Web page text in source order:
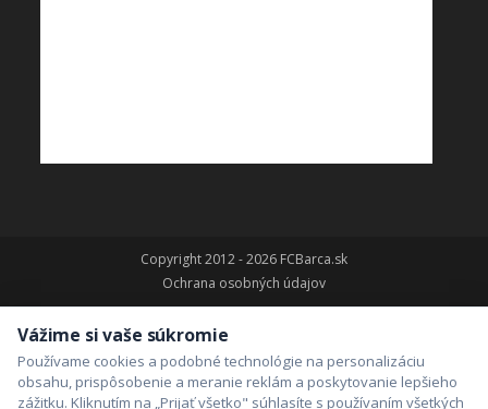
Copyright 2012 - 2026 FCBarca.sk
Ochrana osobných údajov
Vážime si vaše súkromie
Používame cookies a podobné technológie na personalizáciu
obsahu, prispôsobenie a meranie reklám a poskytovanie lepšieho
zážitku. Kliknutím na „Prijať všetko" súhlasíte s používaním všetkých